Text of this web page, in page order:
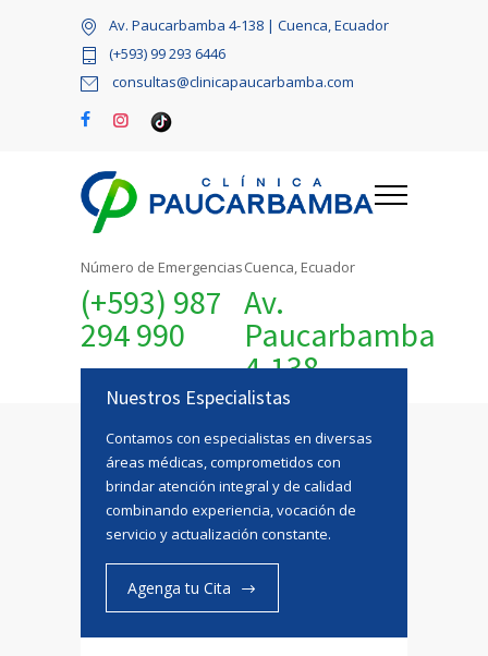
Av. Paucarbamba 4-138 | Cuenca, Ecuador
(+593) 99 293 6446
consultas@clinicapaucarbamba.com
Número de Emergencias
(+593) 987
294 990
Cuenca, Ecuador
Av.
Paucarbamba
4-138
Nuestros Especialistas
Contamos con especialistas en diversas
áreas médicas, comprometidos con
brindar atención integral y de calidad
combinando experiencia, vocación de
servicio y actualización constante.
Agenga tu Cita